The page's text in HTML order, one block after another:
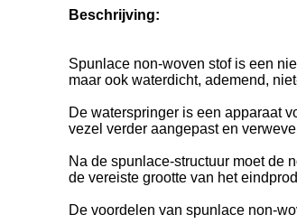
Beschrijving:
Spunlace non-woven stof is een
maar ook waterdicht, ademend,
De waterspringer is een apparaat
vezel verder aangepast en
Na de spunlace-structuur moet de
de vereiste grootte van het
De voordelen van spunlace non-